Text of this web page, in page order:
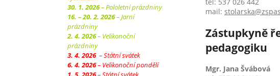
30. 1. 2026– Pololetní prázdniny
16. – 20. 2. 2026– Jarní
prázdniny
2. 4. 2026– Velikonoční
prázdniny
3. 4. 2026– Státní svátek
6. 4. 2026– Velikonoční pondělí
mail:
Zástupkyně
pedagogiku
Mgr. Jana Švábová